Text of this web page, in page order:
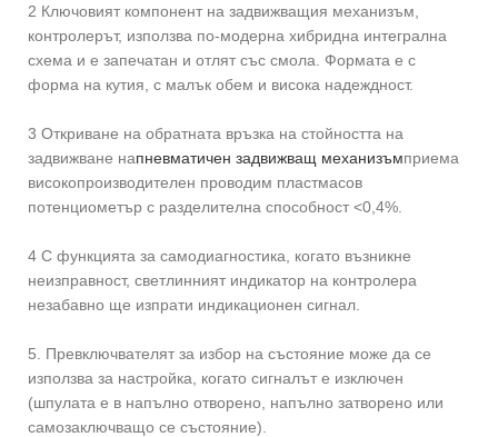
2 Ключовият компонент на задвижващия механизъм,
контролерът, използва по-модерна хибридна интегрална
схема и е запечатан и отлят със смола. Формата е с
форма на кутия, с малък обем и висока надеждност.
3 Откриване на обратната връзка на стойността на
задвижване напневматичен задвижващ механизъмприема
високопроизводителен проводим пластмасов
потенциометър с разделителна способност <0,4%.
4 С функцията за самодиагностика, когато възникне
неизправност, светлинният индикатор на контролера
незабавно ще изпрати индикационен сигнал.
5. Превключвателят за избор на състояние може да се
използва за настройка, когато сигналът е изключен
(шпулата е в напълно отворено, напълно затворено или
самозаключващо се състояние).